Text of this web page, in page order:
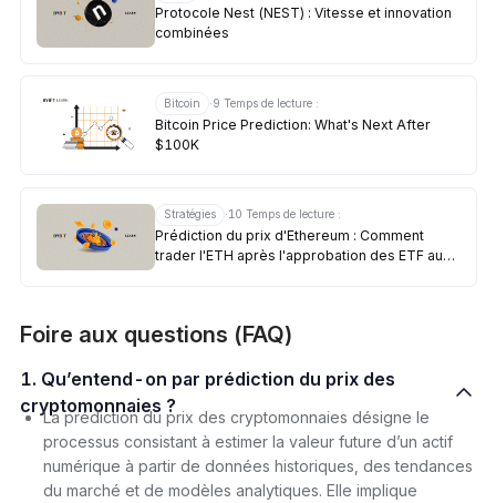
Protocole Nest (NEST) : Vitesse et innovation
combinées
Bitcoin ·9 Temps de lecture :
Bitcoin Price Prediction: What's Next After
$100K
Stratégies ·10 Temps de lecture :
Prédiction du prix d'Ethereum : Comment
trader l'ETH après l'approbation des ETF au
Foire aux questions (FAQ)
1. Qu’entend-on par prédiction du prix des
cryptomonnaies ?
La prédiction du prix des cryptomonnaies désigne le
processus consistant à estimer la valeur future d’un actif
numérique à partir de données historiques, des tendances
du marché et de modèles analytiques. Elle implique